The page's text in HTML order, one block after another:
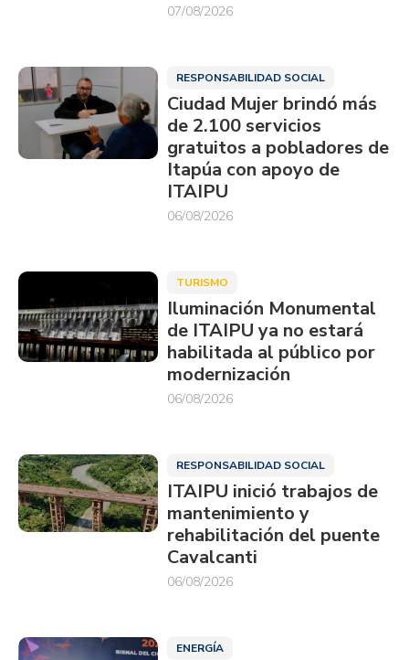
07/08/2026
RESPONSABILIDAD SOCIAL
Ciudad Mujer brindó más
de 2.100 servicios
gratuitos a pobladores de
Itapúa con apoyo de
ITAIPU
06/08/2026
TURISMO
Iluminación Monumental
de ITAIPU ya no estará
habilitada al público por
modernización
06/08/2026
RESPONSABILIDAD SOCIAL
ITAIPU inició trabajos de
mantenimiento y
rehabilitación del puente
Cavalcanti
06/08/2026
ENERGÍA